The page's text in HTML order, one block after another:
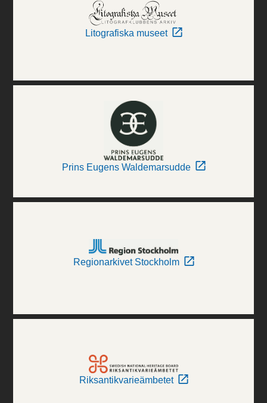
Litografiska museet
Prins Eugens Waldemarsudde
Regionarkivet Stockholm
Riksantikvarieämbetet